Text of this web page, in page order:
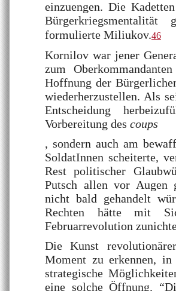
einzuengen. Die
Bürgerkriegsmentalität
formulierte Miliukov.46
Kornilov war jener
zum
Hoffnung der
wiederherzustellen. Als
Entscheidung
Vorbereitung des coups
, sondern auch am
SoldatInnen scheiterte,
Rest politischer
Putsch allen vor Augen
nicht bald gehandelt
Rechten hätte mit
Februarrevolution
Die Kunst
Moment zu erkennen,
strategische
eine solche Öffnung.